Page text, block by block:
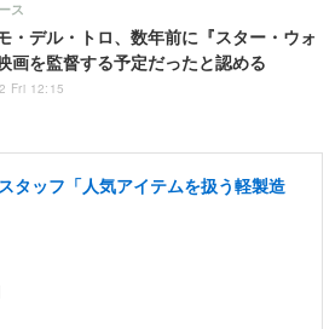
・デル・トロ、数年前に『スター・ウォ
画を監督する予定だったと認める
ス
Fri 12:15
タッフ「人気アイテムを扱う軽製造